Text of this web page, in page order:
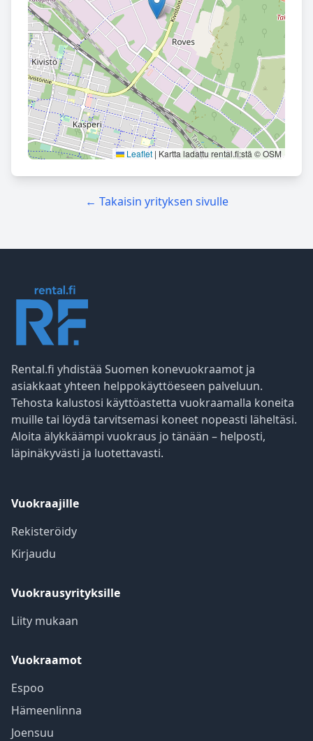
Leaflet | Kartta ladattu rental.fi:stä © OSM
← Takaisin yrityksen sivulle
Rental.fi yhdistää Suomen konevuokraamot ja
asiakkaat yhteen helppokäyttöeseen palveluun.
Tehosta kalustosi käyttöastetta vuokraamalla koneita
muille tai löydä tarvitsemasi koneet nopeasti läheltäsi.
Aloita älykkäämpi vuokraus jo tänään – helposti,
läpinäkyvästi ja luotettavasti.
Vuokraajille
Rekisteröidy
Kirjaudu
Vuokrausyrityksille
Liity mukaan
Vuokraamot
Espoo
Hämeenlinna
Joensuu